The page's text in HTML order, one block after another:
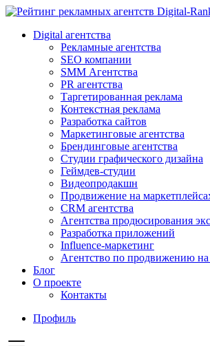
Digital-
Digital агентства
Рекламные агентства
SEO компании
SMM Агентства
PR агентства
Таргетированная реклама
Контекстная реклама
Разработка сайтов
Маркетинговые агентства
Брендинговые агентства
Студии графического дизайна
Геймдев-студии
Видеопродакшн
Продвижение на
CRM агентства
Агентства продюсирования
Разработка приложений
Influence-маркетинг
Агентство по продвижению на
Блог
О проекте
Контакты
Профиль